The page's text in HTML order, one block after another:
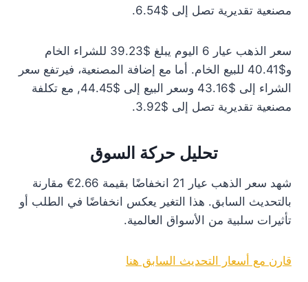
مصنعية تقديرية تصل إلى $6.54.
سعر الذهب عيار 6 اليوم يبلغ $39.23 للشراء الخام
و$40.41 للبيع الخام. أما مع إضافة المصنعية، فيرتفع سعر
الشراء إلى $43.16 وسعر البيع إلى $44.45, مع تكلفة
مصنعية تقديرية تصل إلى $3.92.
تحليل حركة السوق
شهد سعر الذهب عيار 21 انخفاضًا بقيمة 2.66€ مقارنة
بالتحديث السابق. هذا التغير يعكس انخفاضًا في الطلب أو
تأثيرات سلبية من الأسواق العالمية.
قارن مع أسعار التحديث السابق هنا